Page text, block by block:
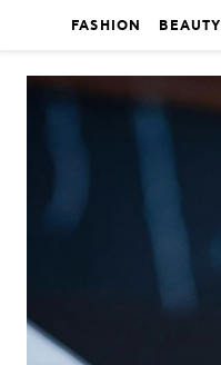
FASHION BEAUTY